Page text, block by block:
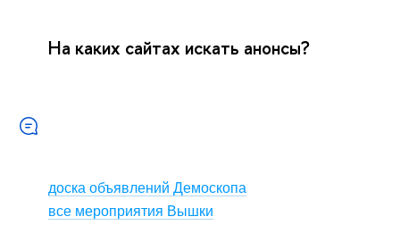
На каких сайтах искать анонсы?
доска объявлений Демоскопа
все мероприятия Вышки